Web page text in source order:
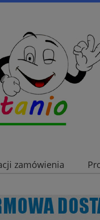
zamówienia